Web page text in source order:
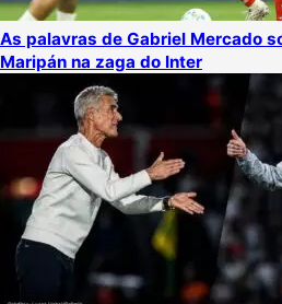
As palavras de Gabriel Mercado
Maripán na zaga do Inter